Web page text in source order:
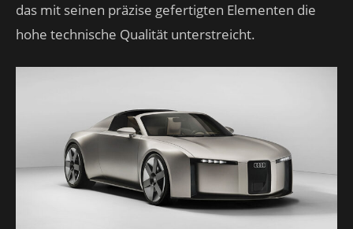
das mit seinen präzise gefertigten Elementen die
hohe technische Qualität unterstreicht.